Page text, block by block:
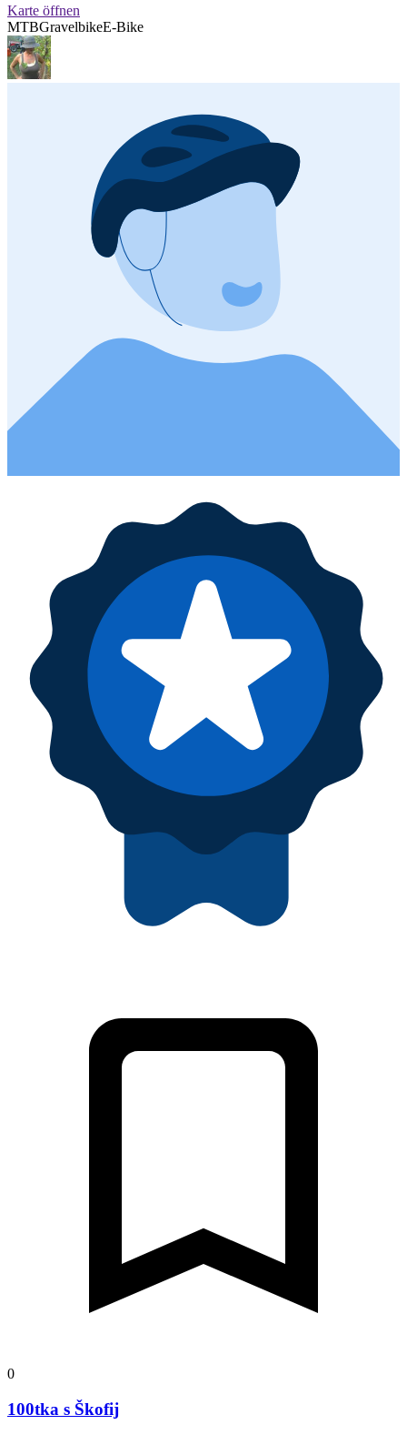
Karte öffnen
MTBGravelbikeE-Bike
0
100tka s Škofij